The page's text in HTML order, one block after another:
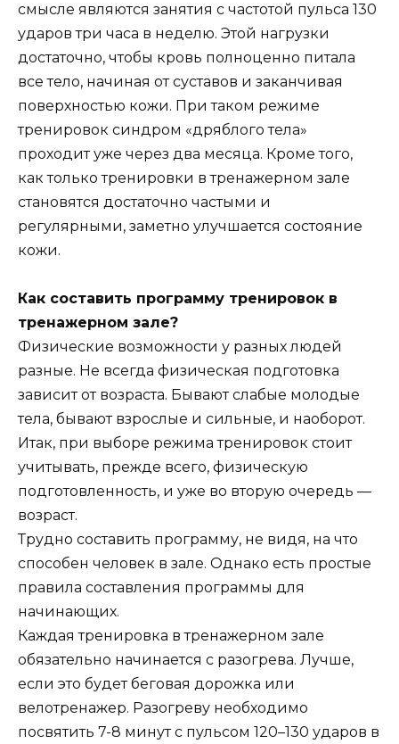
смысле являются занятия с частотой пульса 130
ударов три часа в неделю. Этой нагрузки
достаточно, чтобы кровь полноценно питала
все тело, начиная от суставов и заканчивая
поверхностью кожи. При таком режиме
тренировок синдром «дряблого тела»
проходит уже через два месяца. Кроме того,
как только тренировки в тренажерном зале
становятся достаточно частыми и
регулярными, заметно улучшается состояние
кожи.
Как составить программу тренировок в
тренажерном зале?
Физические возможности у разных людей
разные. Не всегда физическая подготовка
зависит от возраста. Бывают слабые молодые
тела, бывают взрослые и сильные, и наоборот.
Итак, при выборе режима тренировок стоит
учитывать, прежде всего, физическую
подготовленность, и уже во вторую очередь —
возраст.
Трудно составить программу, не видя, на что
способен человек в зале. Однако есть простые
правила составления программы для
начинающих.
Каждая тренировка в тренажерном зале
обязательно начинается с разогрева. Лучше,
если это будет беговая дорожка или
велотренажер. Разогреву необходимо
посвятить 7-8 минут с пульсом 120–130 ударов в